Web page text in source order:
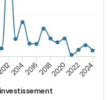
201420162018202020222024